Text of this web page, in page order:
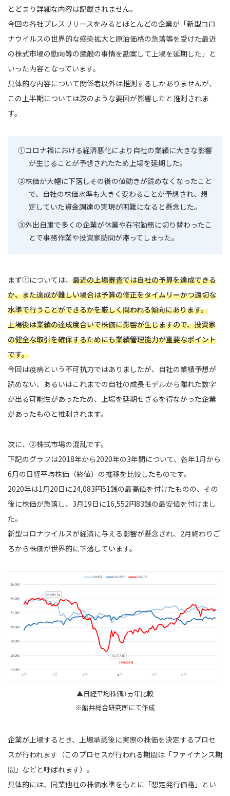
とどまり詳細な内容は記載されません。
今回の各社プレスリリースをみるとほとんどの企業が「新型コロ
ナウイルスの世界的な感染拡大と原油価格の急落等を受けた最近
の株式市場の動向等の諸般の事情を勘案して上場を延期した」と
いった内容となっています。
具体的な内容について関係者以外は推測するしかありませんが、
この上半期については次のような要因が影響したと推測されま
す。
①コロナ禍における経済悪化により自社の業績に大きな影響
が生じることが予想されたため上場を延期した。
②株価が大幅に下落しその後の値動きが読めなくなったこと
で、自社の株価水準も大きく変わることが予想され、想
定していた資金調達の実現が困難になると懸念した。
③外出自粛で多くの企業が休業や在宅勤務に切り替わったこ
とで事務作業や投資家訪問が滞ってしまった。
まず①については、 最近の上場審査では自社の予算を達成できる
か、また達成が難しい場合は予算の修正をタイムリーかつ適切な
水準で行うことができるかを厳しく問われる傾向にあります。
上場後は業績の達成度合いで株価に影響が生じますので、投資家
の健全な取引を確保するためにも業績管理能力が重要なポイント
です。
今回は疫病という不可抗力ではありましたが、自社の業績予想が
読めない、あるいはこれまでの自社の成長モデルから離れた数字
が出る可能性があったため、上場を延期せざるを得なかった企業
があったものと推測されます。
次に、②株式市場の混乱です。
下記のグラフは2018年から2020年の3年間について、各年1月から
6月の日経平均株価（終値）の推移を比較したものです。
2020年は1月20日に24,083円51銭の最高値を付けたものの、その
後に株価が急落し、3月19日に16,552円83銭の最安値を付けまし
た。
新型コロナウイルスが経済に与える影響が懸念され、2月終わりご
ろから株価が世界的に下落しています。
▲日経平均株価3ヵ年比較
※船井総合研究所にて作成
企業が上場するとき、上場承認後に実際の株価を決定するプロセ
スが行われます（このプロセスが行われる期間は「ファイナンス期
間」などと呼ばれます）。
具体的には、同業他社の株価水準をもとに「想定発行価格」とい